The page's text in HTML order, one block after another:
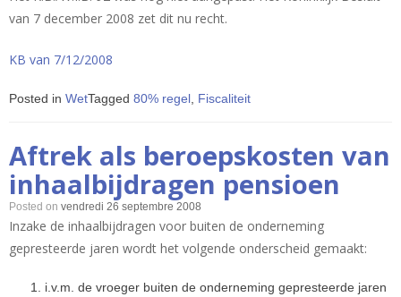
van 7 december 2008 zet dit nu recht.
KB van 7/12/2008
Posted in WetTagged 80% regel Fiscaliteit
Aftrek als beroepskosten van
inhaalbijdragen pensioen
Posted on vendredi 26 septembre 2008
Inzake de inhaalbijdragen voor buiten de onderneming
gepresteerde jaren wordt het volgende onderscheid gemaakt:
i.v.m. de vroeger buiten de onderneming gepresteerde jaren